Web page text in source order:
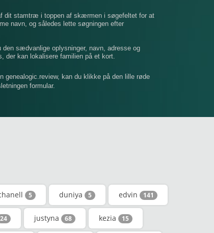
​​dit stamtræ i toppen af ​​skærmen i søgefeltet for at
navn, og således lette søgningen efter
sædvanlige oplysninger, navn, adresse og
der kan lokalisere familien på et kort.
genealogic.review, kan du klikke på den lille røde
formular.
5 duniya 5 edvin 141
24 justyna 68 kezia 15